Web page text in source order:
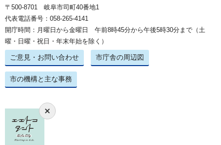
〒500-8701 岐阜市司町40番地1
代表電話番号：058-265-4141
開庁時間：月曜日から金曜日 午前8時45分から午後5時30分まで（土
曜・日曜・祝日・年末年始を除く）
ご意見・お問い合わせ 市庁舎の周辺図
市の機構と主な事務